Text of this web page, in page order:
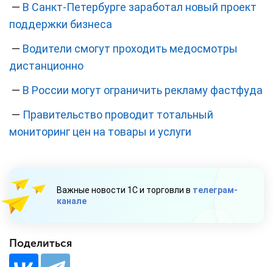
— В Санкт-Петербурге заработал новый проект
поддержки бизнеса
— Водители смогут проходить медосмотры
дистанционно
— В России могут ограничить рекламу фастфуда
— Правительство проводит тотальный
мониторинг цен на товары и услуги
Важные новости 1С и торговли в телеграм-
канале
Поделиться